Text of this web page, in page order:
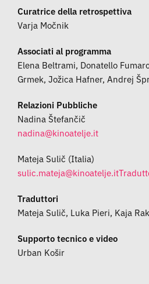
Curatrice della retrospettiva
Varja Močnik
Associati al programma
Elena Beltrami, Donatello
Grmek, Jožica Hafner, Andrej
Relazioni Pubbliche
Nadina Štefančič
Mateja Sulič (Italia)
Traduttori
Mateja Sulič, Luka Pieri, Kaja
Supporto tecnico e video
Urban Košir